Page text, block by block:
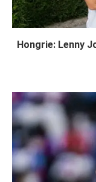
Hongrie: Lenny